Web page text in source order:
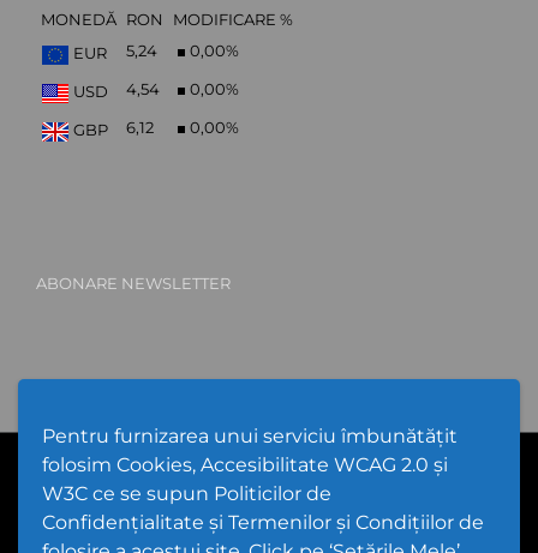
Pentru furnizarea unui serviciu îmbunătățit
folosim Cookies, Accesibilitate WCAG 2.0 și
W3C ce se supun Politicilor de
Confidențialitate și Termenilor și Condițiilor de
MONEDĂ RON
MODIFICARE %
EUR
5,24 0,00%
USD 4,54 0,00%
GBP 6,12 0,00%
ABONARE NEWSLETTER
PPW @2026 |Hartă Website|Setări Cookies și Accesibilitate
Politică de utilizare Cookies|Politică de confidențialitate website
Termeni și condiții de utilizare a site-ului